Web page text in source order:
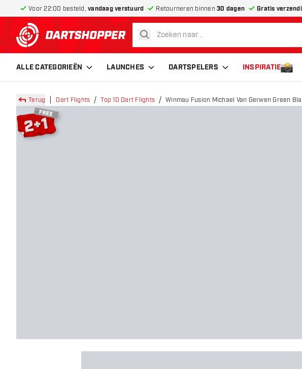
Voor 22:00 besteld, vandaag verstuurd Retourneren binnen 30 dagen Gratis
terug naar home pagina
zoeken
ALLE CATEGORIEËN LAUNCHES DARTSPELERS INSPIRATIE
Terug Dart Flights Top 10 Dart Flights Winmau Fusion Michael Van Gerwen Green